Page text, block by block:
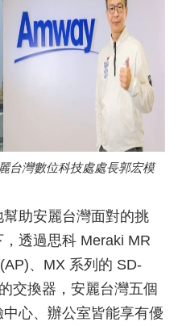
台灣數位科技處處長郭宏模
助安麗台灣面對的挑
透過思科 Meraki MR
、MX 系列的 SD-
交換器，安麗台灣五個
心、辦公室皆能享有優